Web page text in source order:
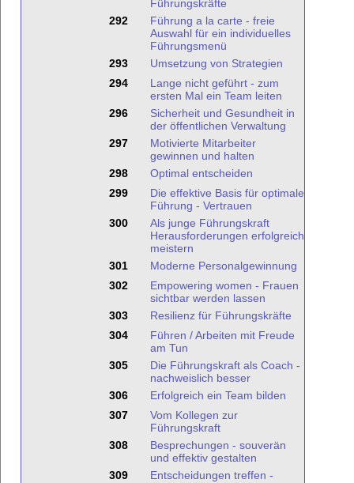
Führungskräfte
292
Führung a la carte - freie
Auswahl für ein individuelles
Führungsmenü
293
Umsetzung von Strategien
294
Lange nicht geführt - zum
ersten Mal ein Team leiten
296
Sicherheit und Gesundheit in
der öffentlichen Verwaltung
297
Motivierte Mitarbeiter
gewinnen und halten
298
Optimal entscheiden
299
Die effektive Basis für optimale
Führung - Vertrauen
300
Als junge Führungskraft
Herausforderungen erfolgreich
meistern
301
Moderne Personalgewinnung
302
Empowering women - Frauen
sichtbar werden lassen
303
Resilienz für Führungskräfte
304
Führen / Arbeiten mit Freude
am Tun
305
Die Führungskraft als Coach -
nachweislich besser
306
Erfolgreich ein Team bilden
307
Vom Kollegen zur
Führungskraft
308
Besprechungen - souverän
und effektiv gestalten
309
Entscheidungen treffen -